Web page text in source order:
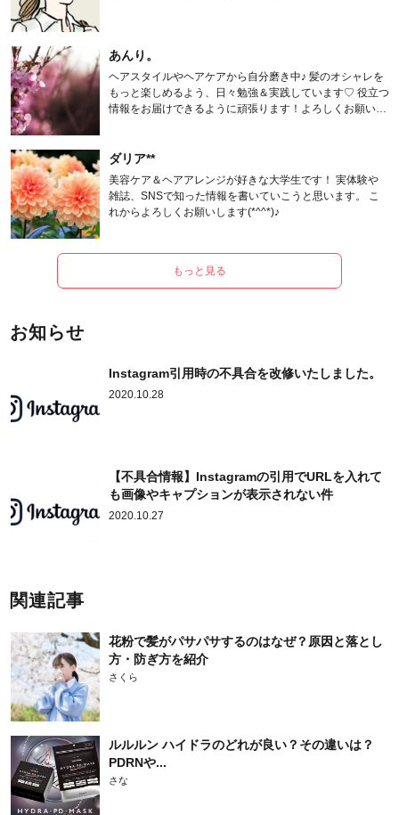
あんり。
ヘアスタイルやヘアケアから自分磨き中♪ 髪のオシャレを
もっと楽しめるよう、日々勉強＆実践しています♡ 役立つ
情報をお届けできるように頑張ります！よろしくお願いし
ダリア**
美容ケア＆ヘアアレンジが好きな大学生です！ 実体験や
雑誌、SNSで知った情報を書いていこうと思います。 こ
れからよろしくお願いします(*^^*)♪
もっと見る
お知らせ
Instagram引用時の不具合を改修いたしました。
2020.10.28
【不具合情報】Instagramの引用でURLを入れて
も画像やキャプションが表示されない件
2020.10.27
関連記事
花粉で髪がパサパサするのはなぜ？原因と落とし
方・防ぎ方を紹介
さくら
ルルルン ハイドラのどれが良い？その違いは？
PDRNや...
さな